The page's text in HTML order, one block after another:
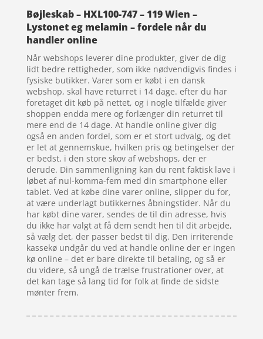
Bøjleskab – HXL100-747 – 119 Wien –
Lystonet eg melamin – fordele når du
handler online
Når webshops leverer dine produkter, giver de dig
lidt bedre rettigheder, som ikke nødvendigvis findes i
fysiske butikker. Varer som er købt i en dansk
webshop, skal have returret i 14 dage. efter du har
foretaget dit køb på nettet, og i nogle tilfælde giver
shoppen endda mere og forlænger din returret til
mere end de 14 dage. At handle online giver dig
også en anden fordel, som er et stort udvalg, og det
er let at gennemskue, hvilken pris og betingelser der
er bedst, i den store skov af webshops, der er
derude. Din sammenligning kan du rent faktisk lave i
løbet af nul-komma-fem med din smartphone eller
tablet. Ved at købe dine varer online, slipper du for,
at være underlagt butikkernes åbningstider. Når du
har købt dine varer, sendes de til din adresse, hvis
du ikke har valgt at få dem sendt hen til dit arbejde,
så vælg det, der passer bedst til dig. Den irriterende
kassekø undgår du ved at handle online der er ingen
kø online – det er bare direkte til betaling, og så er
du videre, så ungå de trælse frustrationer over, at
det kan tage så lang tid for folk at finde de sidste
mønter frem.